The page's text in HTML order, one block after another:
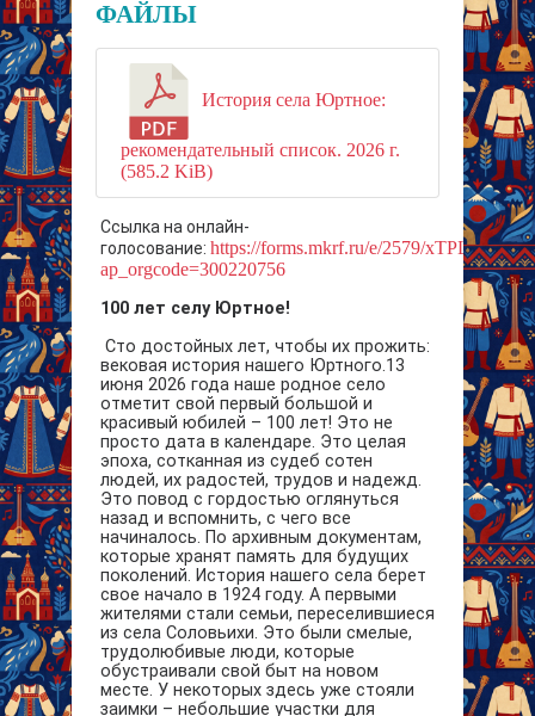
ФАЙЛЫ
История села Юртное:
рекомендательный список. 2026 г.
(585.2 KiB)
Ссылка на онлайн-
голосование: https://forms.mkrf.ru/e/2579/xTPLeBU7/?
ap_orgcode=300220756
100 лет селу Юртное!
Сто достойных лет, чтобы их прожить:
вековая история нашего Юртного.13
июня 2026 года наше родное село
отметит свой первый большой и
красивый юбилей – 100 лет! Это не
просто дата в календаре. Это целая
эпоха, сотканная из судеб сотен
людей, их радостей, трудов и надежд.
Это повод с гордостью оглянуться
назад и вспомнить, с чего все
начиналось. По архивным документам,
которые хранят память для будущих
поколений. История нашего села берет
свое начало в 1924 году. А первыми
жителями стали семьи, переселившиеся
из села Соловьихи. Это были смелые,
трудолюбивые люди, которые
обустраивали свой быт на новом
месте. У некоторых здесь уже стояли
заимки – небольшие участки для